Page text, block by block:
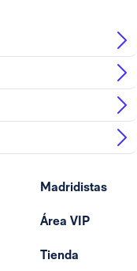
Madridistas
Área VIP
Tienda